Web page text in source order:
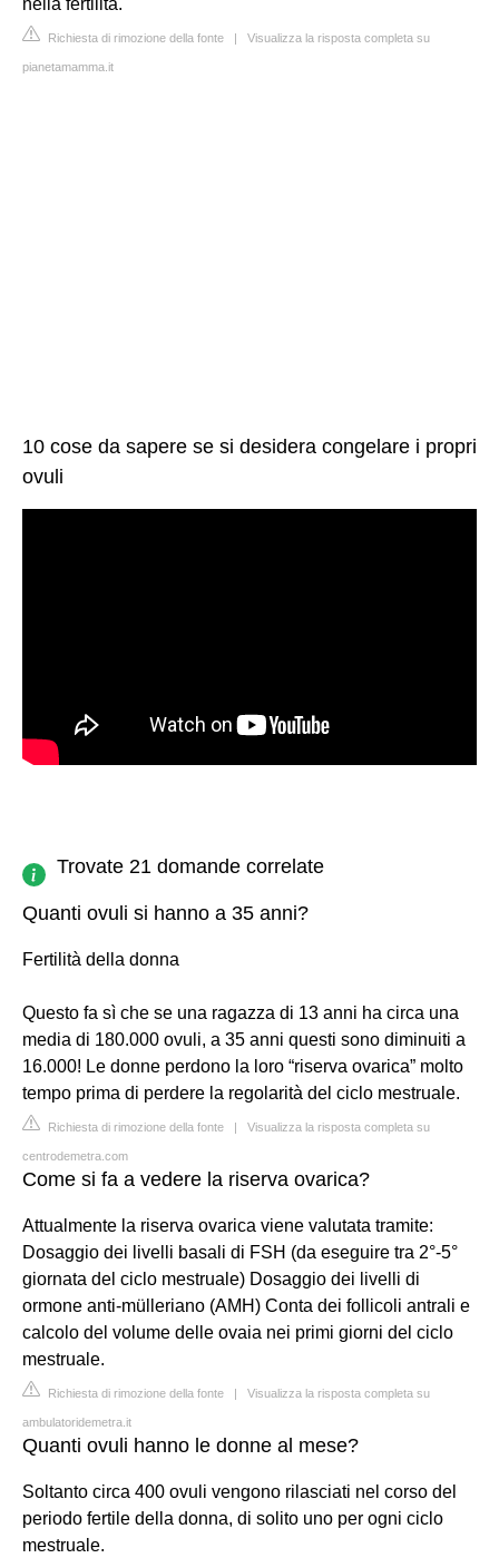
nella fertilità.
Richiesta di rimozione della fonte | Visualizza la risposta completa su
pianetamamma.it
10 cose da sapere se si desidera congelare i propri
ovuli
Trovate 21 domande correlate
Quanti ovuli si hanno a 35 anni?
Fertilità della donna
Questo fa sì che se una ragazza di 13 anni ha circa una
media di 180.000 ovuli, a 35 anni questi sono diminuiti a
16.000! Le donne perdono la loro “riserva ovarica” molto
tempo prima di perdere la regolarità del ciclo mestruale.
Richiesta di rimozione della fonte | Visualizza la risposta completa su
centrodemetra.com
Come si fa a vedere la riserva ovarica?
Attualmente la riserva ovarica viene valutata tramite:
Dosaggio dei livelli basali di FSH (da eseguire tra 2°-5°
giornata del ciclo mestruale) Dosaggio dei livelli di
ormone anti-mülleriano (AMH) Conta dei follicoli antrali e
calcolo del volume delle ovaia nei primi giorni del ciclo
mestruale.
Richiesta di rimozione della fonte | Visualizza la risposta completa su
ambulatoridemetra.it
Quanti ovuli hanno le donne al mese?
Soltanto circa 400 ovuli vengono rilasciati nel corso del
periodo fertile della donna, di solito uno per ogni ciclo
mestruale.